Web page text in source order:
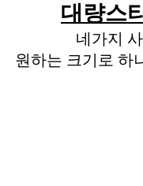
대량스
네가지
원하는 크기로 하